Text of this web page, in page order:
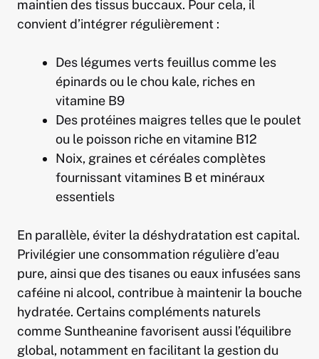
maintien des tissus buccaux. Pour cela, il
convient d’intégrer régulièrement :
Des légumes verts feuillus comme les
épinards ou le chou kale, riches en
vitamine B9
Des protéines maigres telles que le poulet
ou le poisson riche en vitamine B12
Noix, graines et céréales complètes
fournissant vitamines B et minéraux
essentiels
En parallèle, éviter la déshydratation est capital.
Privilégier une consommation régulière d’eau
pure, ainsi que des tisanes ou eaux infusées sans
caféine ni alcool, contribue à maintenir la bouche
hydratée. Certains compléments naturels
comme Suntheanine favorisent aussi l’équilibre
global, notamment en facilitant la gestion du